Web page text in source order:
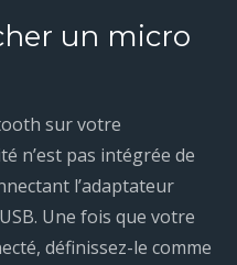
un micro
sur votre
n’est pas intégrée de
l’adaptateur
Une fois que votre
définissez-le comme